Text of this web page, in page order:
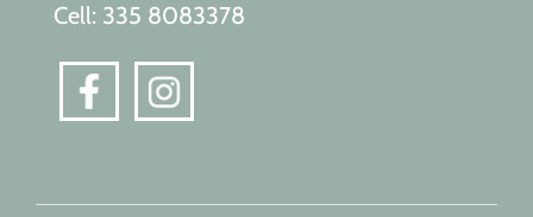
Cell: 335 8083378